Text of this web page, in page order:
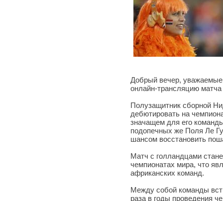
Добрый вечер, уважаемые
онлайн-трансляцию
Полузащитник сборной
дебютировать на
значащем для его
подопечных же Поля Ле
шансом восстановить
Матч с голландцами
чемпионатах мира, что
африканских команд.
Между собой команды
раза в годы проведения